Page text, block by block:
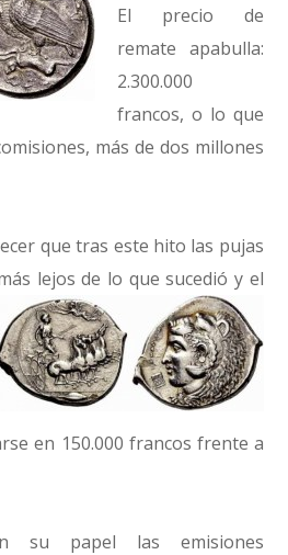
El precio de
remate apabulla:
2.300.000
francos, o lo que
más de dos millones
que tras este hito las pujas
lejos de lo que sucedió y el
en 150.000 francos frente a
su papel las emisiones